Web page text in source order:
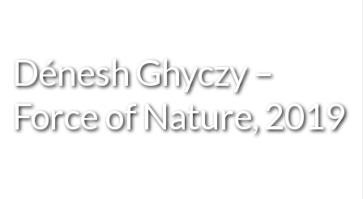
Dénesh Ghyczy –
Force of Nature, 2019